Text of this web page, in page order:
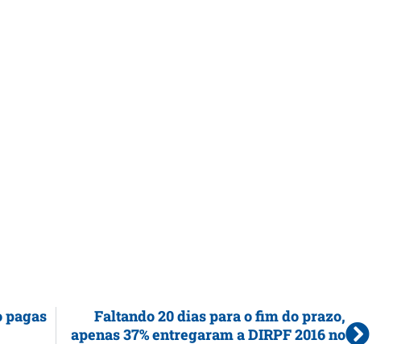
pagas
Faltando 20 dias para o fim do prazo,
apenas 37% entregaram a DIRPF 2016 no